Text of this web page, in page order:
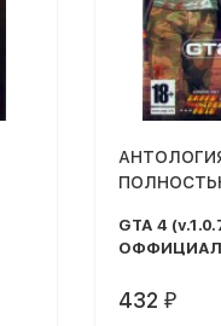
АНТОЛОГИЯ
GTA 4
432 ₽